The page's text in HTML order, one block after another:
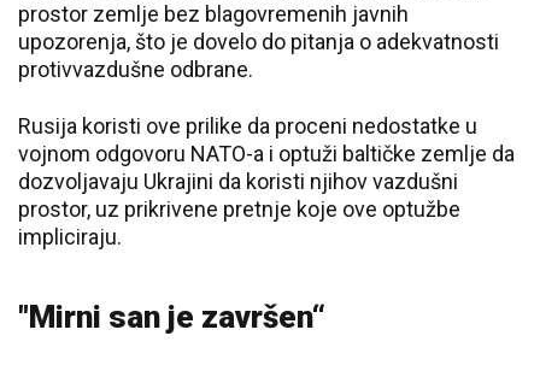
prostor zemlje bez blagovremenih javnih
upozorenja, što je dovelo do pitanja o adekvatnosti
protivvazdušne odbrane.
Rusija koristi ove prilike da proceni nedostatke u
vojnom odgovoru NATO-a i optuži baltičke zemlje da
dozvoljavaju Ukrajini da koristi njihov vazdušni
prostor, uz prikrivene pretnje koje ove optužbe
impliciraju.
"Mirni san je završen“